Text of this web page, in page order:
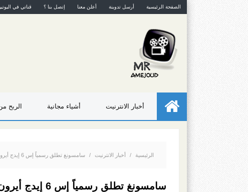
الصفحة الرئيسية أرسل تدوينة أعلن معنا إتصل بنا ؟ قناتي في
أخبار الانترنيت أشياء مجانية الربح
الرئيسية / أخبار الانترنيت / سامسونغ تطلق رسمياً إس 6 إيدج أيرون مان
سامسونغ تطلق رسمياً إس 6 إيدج أيرون مان